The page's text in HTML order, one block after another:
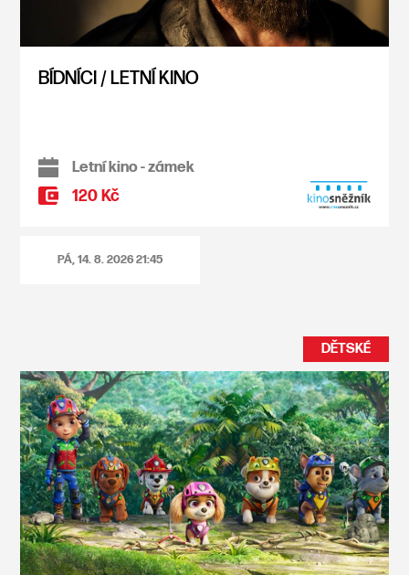
BÍDNÍCI / LETNÍ KINO
Letní kino - zámek
120 Kč
PÁ, 14. 8. 202621:45
DĚTSKÉ